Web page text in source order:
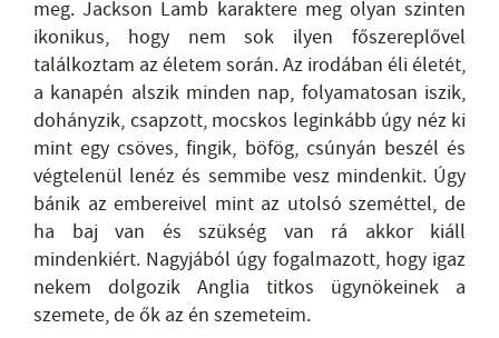
meg. Jackson Lamb karaktere meg olyan szinten
ikonikus, hogy nem sok ilyen főszereplővel
találkoztam az életem során. Az irodában éli életét,
a kanapén alszik minden nap, folyamatosan iszik,
dohányzik, csapzott, mocskos leginkább úgy néz ki
mint egy csöves, fingik, böfög, csúnyán beszél és
végtelenül lenéz és semmibe vesz mindenkit. Úgy
bánik az embereivel mint az utolsó szeméttel, de
ha baj van és szükség van rá akkor kiáll
mindenkiért. Nagyjából úgy fogalmazott, hogy igaz
nekem dolgozik Anglia titkos ügynökeinek a
szemete, de ők az én szemeteim.